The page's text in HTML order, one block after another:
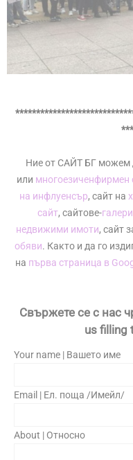
Ние от САЙТ БГ можем
или многоезиченфирмен
на инфлуенсър, сайт на
сайт, сайтове-
недвижими имоти, сайт
обяви. Както и да го
на първа страница в
Свържете се с нас
us filling
Your name | Вашето име
Email | Ел. поща /Имейл/
About | Относно